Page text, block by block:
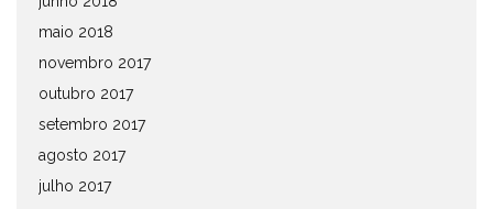
maio 2018
novembro 2017
outubro 2017
setembro 2017
agosto 2017
julho 2017